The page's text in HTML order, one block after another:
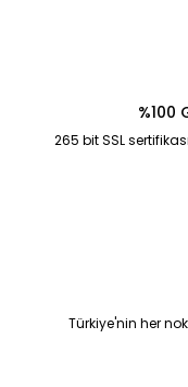
%100
265 bit SSL
Türkiye'nin her